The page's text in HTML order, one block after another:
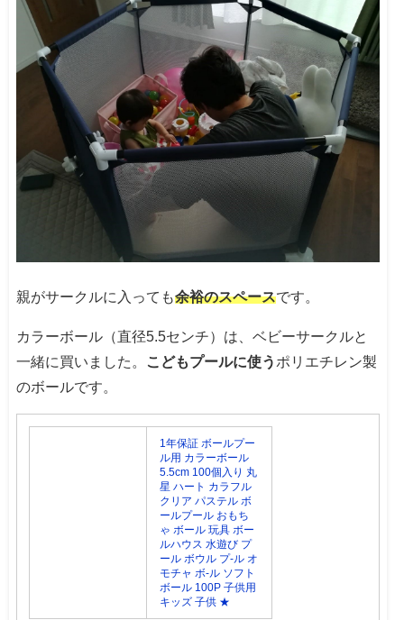
親がサークルに入っても余裕のスペースです。
カラーボール（直径5.5センチ）は、ベビーサークルと
一緒に買いました。
こどもプールに使う ポリエチレン製
のボールです。
1年保証 ボールプー
ル用 カラーボール
5.5cm 100個入り 丸
星 ハート カラフル
クリア パステル ボ
ールプール おもち
ゃ ボール 玩具 ボー
ルハウス 水遊び プ
ール ボウル プ-ル オ
モチャ ボ-ル ソフト
ボール 100P 子供用
キッズ 子供 ★